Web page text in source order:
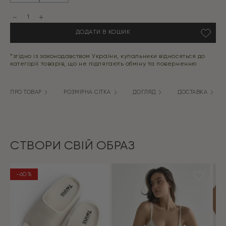
1299 грн.
389 грн.
Купальник
з
ДОДАТИ В КОШИК
*згідно із законодавством України, купальники відносяться до
категорії товарів, що не підлягають обміну та поверненню
ПРО ТОВАР РОЗМІРНА СІТКА ДОГЛЯД ДОСТАВКА
СТВОРИ СВІЙ ОБРАЗ
-60%